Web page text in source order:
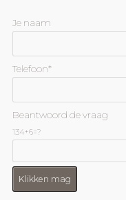
Je naam
Telefoon*
Beantwoord de vraag
134+6=?